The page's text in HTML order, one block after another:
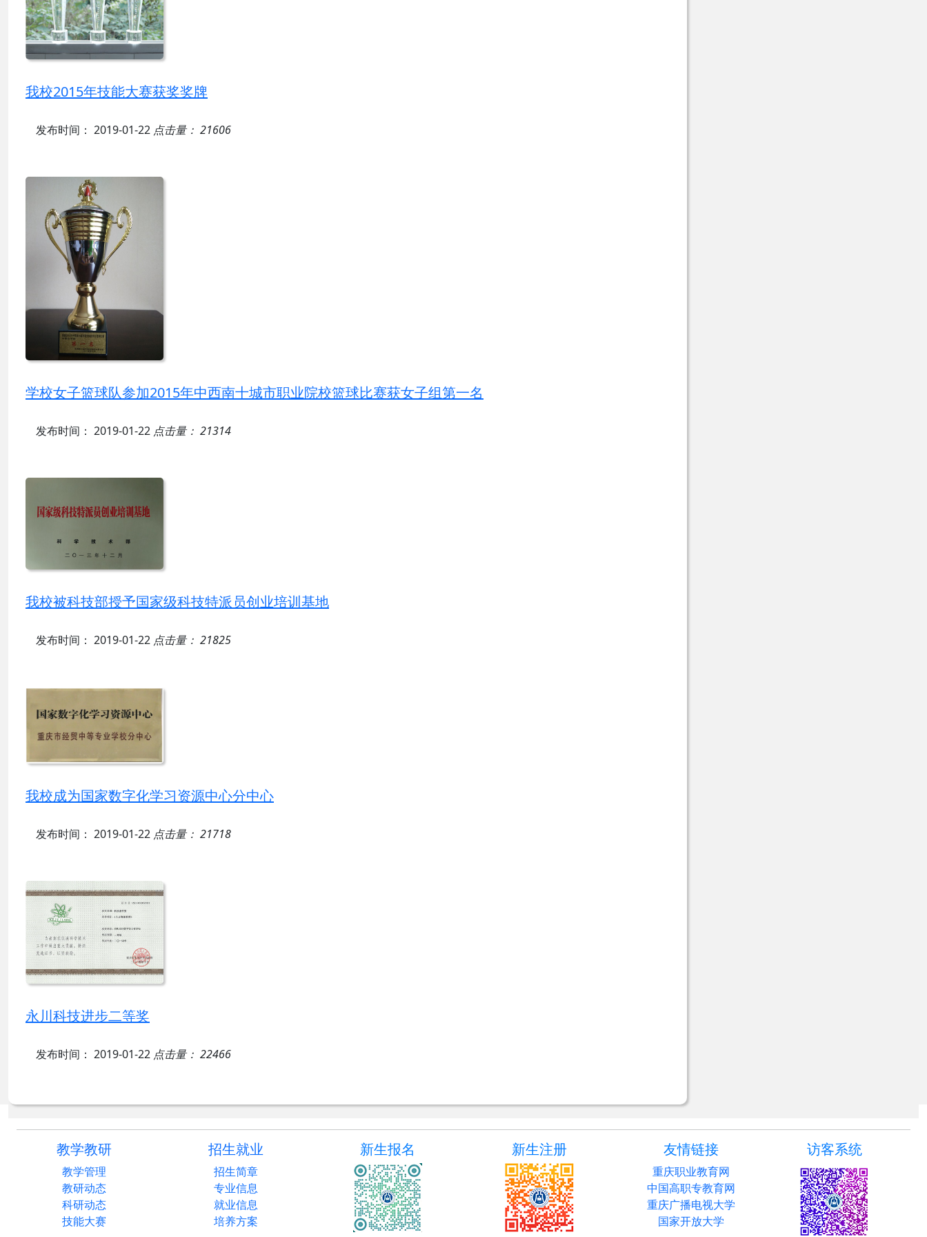
我校2015年技能大赛获奖奖牌
发布时间： 2019-01-22 点击量： 21606
学校女子篮球队参加2015年中西南十城市职业院校篮球比赛获女子组第一名
发布时间： 2019-01-22 点击量： 21314
我校被科技部授予国家级科技特派员创业培训基地
发布时间： 2019-01-22 点击量： 21825
我校成为国家数字化学习资源中心分中心
发布时间： 2019-01-22 点击量： 21718
永川科技进步二等奖
发布时间： 2019-01-22 点击量： 22466
教学教研
教学管理
教研动态
科研动态
技能大赛
招生就业
招生简章
专业信息
就业信息
培养方案
新生报名 新生注册 友情链接
重庆职业教育网
中国高职专教育网
重庆广播电视大学
国家开放大学
访客系统